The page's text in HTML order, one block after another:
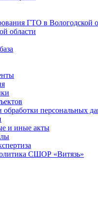
ГТО в Вологодской
области
персональных
и иные акты
СШОР «Витязь»